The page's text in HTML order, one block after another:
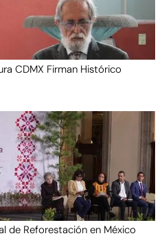
CDMX Firman Histórico
de Reforestación en México